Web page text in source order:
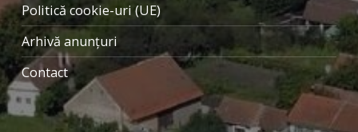
Politică cookie-uri (UE)
Arhivă anunțuri
Contact